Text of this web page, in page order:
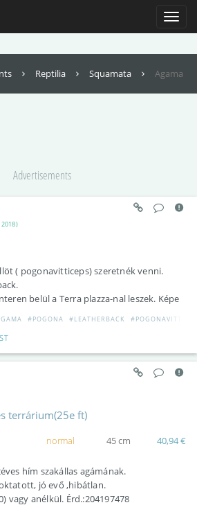
it is necessary to enable JavaScript. Here are
JavaScript in your web browser
Toggle
Reptilia Squamata Agama
Advertisements
( pogonavitticeps) szeretnék venni.
belül a Terra plazza-nal leszek. Képe
#POGONA #LEATHERBACK
terrárium(25e ft)
normal 45 cm 40,94 €
hím szakállas agámának.
jó evő ,hibátlan.
vagy anélkül. Érd.:204197478